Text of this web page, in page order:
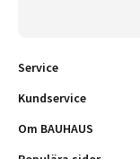
Service
Kundservice
Om BAUHAUS